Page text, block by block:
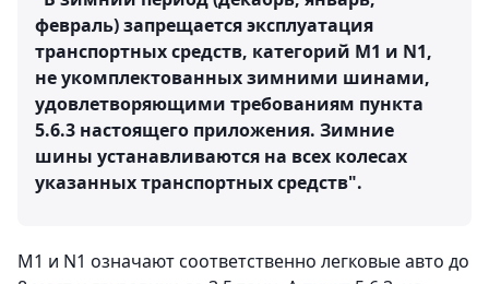
февраль) запрещается эксплуатация
транспортных средств, категорий М1 и N1,
не укомплектованных зимними шинами,
удовлетворяющими требованиям пункта
5.6.3 настоящего приложения. Зимние
шины устанавливаются на всех колесах
указанных транспортных средств".
М1 и N1 означают соответственно легковые авто до